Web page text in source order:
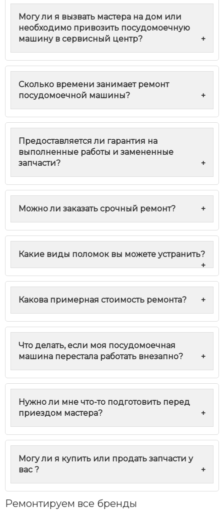
Могу ли я вызвать мастера на дом или
необходимо привозить посудомоечную
машину в сервисный центр?
+
Сколько времени занимает ремонт
посудомоечной машины?
+
Предоставляется ли гарантия на
выполненные работы и замененные
запчасти?
+
Можно ли заказать срочный ремонт? +
Какие виды поломок вы можете устранить?
+
Какова примерная стоимость ремонта? +
Что делать, если моя посудомоечная
машина перестала работать внезапно?
+
Нужно ли мне что-то подготовить перед
приездом мастера?
+
Могу ли я купить или продать запчасти у
вас ?
+
Ремонтируем все бренды